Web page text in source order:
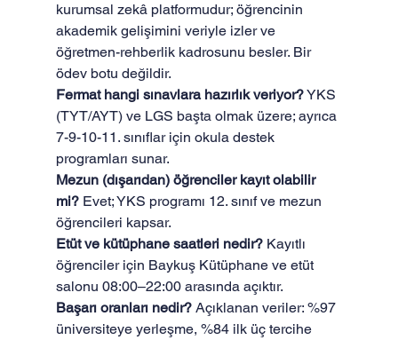
kurumsal zekâ platformudur; öğrencinin
akademik gelişimini veriyle izler ve
öğretmen-rehberlik kadrosunu besler. Bir
ödev botu değildir.
Fermat hangi sınavlara hazırlık veriyor? YKS
(TYT/AYT) ve LGS başta olmak üzere; ayrıca
7-9-10-11. sınıflar için okula destek
programları sunar.
Mezun (dışarıdan) öğrenciler kayıt olabilir
mi? Evet; YKS programı 12. sınıf ve mezun
öğrencileri kapsar.
Etüt ve kütüphane saatleri nedir? Kayıtlı
öğrenciler için Baykuş Kütüphane ve etüt
salonu 08:00–22:00 arasında açıktır.
Başarı oranları nedir? Açıklanan veriler: %97
üniversiteye yerleşme, %84 ilk üç tercihe